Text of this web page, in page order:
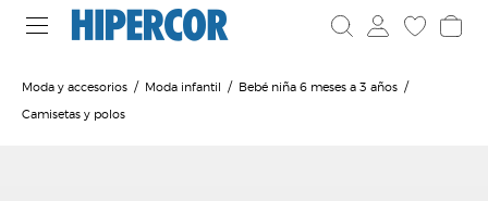
Moda y accesorios Moda infantil
Bebé niña 6 meses a 3 años
Camisetas y polos